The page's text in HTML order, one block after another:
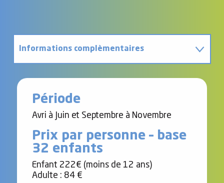
Informations complèmentaires
Contact
Période
Avri à Juin et Septembre à Novembre
Prix par personne – base
32 enfants
Enfant 222€ (moins de 12 ans)
Adulte : 84 €